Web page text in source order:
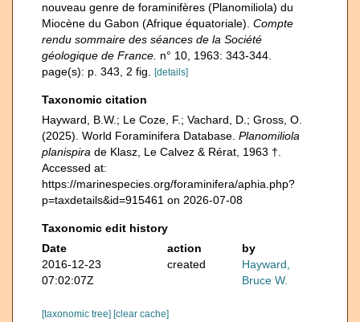
nouveau genre de foraminifères (Planomiliola) du
Miocène du Gabon (Afrique équatoriale). Compte
rendu sommaire des séances de la Société
géologique de France. n° 10, 1963: 343-344.
page(s): p. 343, 2 fig.
[details]
Taxonomic citation
Hayward, B.W.; Le Coze, F.; Vachard, D.; Gross, O.
(2025). World Foraminifera Database. Planomiliola
planispira de Klasz, Le Calvez & Rérat, 1963 †.
Accessed at:
https://marinespecies.org/foraminifera/aphia.php?
p=taxdetails&id=915461 on 2026-07-08
Taxonomic edit history
Date
action
by
2016-12-23
07:02:07Z
created
Hayward,
Bruce W.
[taxonomic tree] [clear cache]